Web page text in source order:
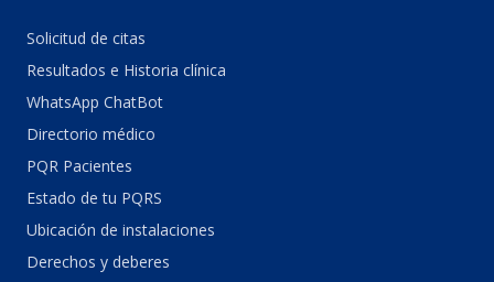
Solicitud de citas
Resultados e Historia clínica
WhatsApp ChatBot
Directorio médico
PQR Pacientes
Estado de tu PQRS
Ubicación de instalaciones
Derechos y deberes